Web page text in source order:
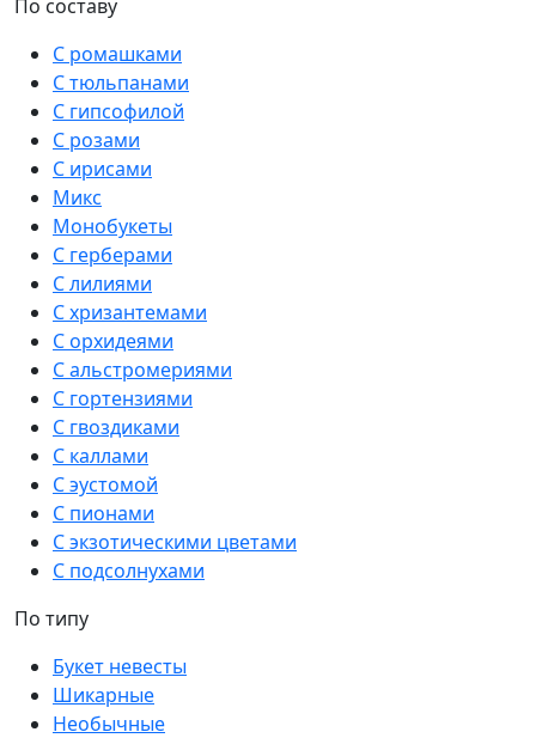
По составу
С ромашками
С тюльпанами
С гипсофилой
С розами
С ирисами
Микс
Монобукеты
С герберами
С лилиями
С хризантемами
С орхидеями
С альстромериями
С гортензиями
С гвоздиками
С каллами
С эустомой
С пионами
С экзотическими цветами
С подсолнухами
По типу
Букет невесты
Шикарные
Необычные